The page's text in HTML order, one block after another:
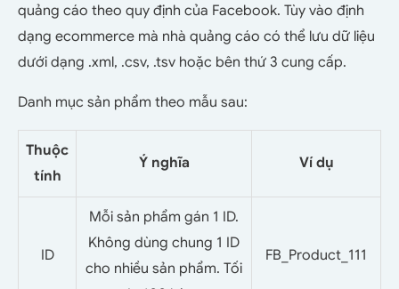
quảng cáo theo quy định của Facebook. Tùy vào định
dạng ecommerce mà nhà quảng cáo có thể lưu dữ liệu
dưới dạng .xml, .csv, .tsv hoặc bên thứ 3 cung cấp.
Danh mục sản phẩm theo mẫu sau:
Thuộc
tính
Ý nghĩa Ví dụ
ID
Mỗi sản phẩm gán 1 ID.
Không dùng chung 1 ID
cho nhiều sản phẩm. Tối
FB_Product_111